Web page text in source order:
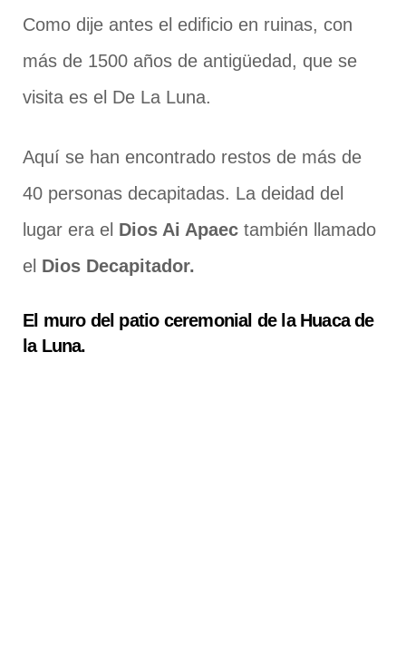
Como dije antes el edificio en ruinas, con
más de 1500 años de antigüedad, que se
visita es el De La Luna.
Aquí se han encontrado restos de más de
40 personas decapitadas. La deidad del
lugar era el Dios Ai Apaec también llamado
el Dios Decapitador.
El muro del patio ceremonial de la Huaca de
la Luna.